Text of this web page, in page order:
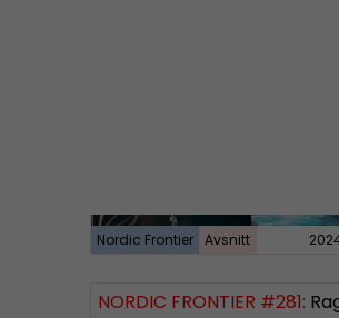
Nordic Frontier Avsnitt
NORDIC FRONTIER #281: